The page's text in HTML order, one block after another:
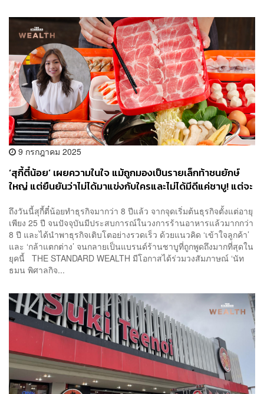
9 กรกฎาคม 2025
‘สุกี้ตี๋น้อย’ เผยความในใจ แม้ถูกมองเป็นรายเล็กท้าชนยักษ์
ใหญ่ แต่ยืนยันว่าไม่ได้มาแข่งกับใครและไม่ได้มีดีแค่ชาบู! แต่จะ
ถึงวันนี้สุกี้ตี๋น้อยทำธุรกิจมากว่า 8 ปีแล้ว จากจุดเริ่มต้นธุรกิจตั้งแต่อายุ
เพียง 25 ปี จนปัจจุบันมีประสบการณ์ในวงการร้านอาหารแล้วมากกว่า
8 ปี และได้นำพาธุรกิจเติบโตอย่างรวดเร็ว ด้วยแนวคิด ‘เข้าใจลูกค้า’
และ ‘กล้าแตกต่าง’ จนกลายเป็นแบรนด์ร้านชาบูที่ถูกพูดถึงมากที่สุดใน
ยุคนี้ THE STANDARD WEALTH มีโอกาสได้ร่วมวงสัมภาษณ์ ‘นัท
ธมน พิศาลกิจ...